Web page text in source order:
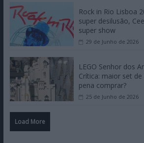
Rock in Rio Lisboa
super desilusão,
super show
29 de Junho de 2026
LEGO Senhor dos
Crítica: maior set
pena comprar?
25 de Junho de 2026
Load More